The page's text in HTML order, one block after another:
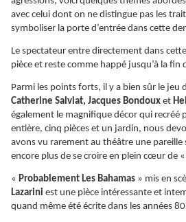
avec celui dont on ne distingue pas les
symboliser la porte d’entrée dans cette
Le spectateur entre directement dans
pièce et reste comme happé jusqu’à la fin
Parmi les points forts, il y a bien sûr le jeu
Catherine Salviat, Jacques Bondoux et
également le magnifique décor qui recréé
entière, cinq pièces et un jardin, nous
avons vu rarement au théâtre une pareille
encore plus de se croire en plein cœur de «
« Probablement Les Bahamas » mis en
Lazarini est une pièce intéressante et
quand même été écrite dans les années